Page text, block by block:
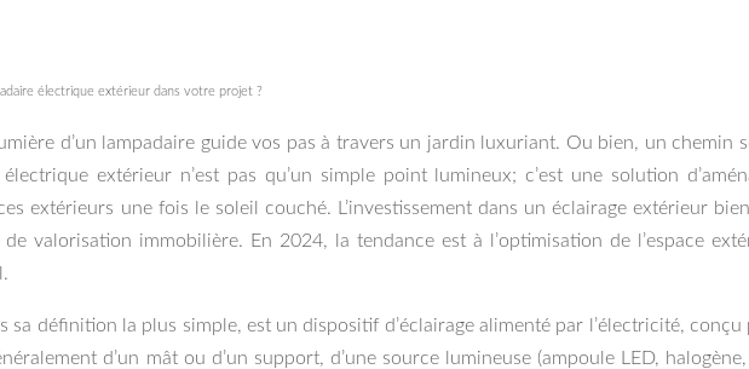
électrique extérieur dans votre projet ?
d’un lampadaire guide vos pas à travers un jardin luxuriant. Ou bien, un chemin
extérieur n’est pas qu’un simple point lumineux; c’est une solution
extérieurs une fois le soleil couché. L’investissement dans un éclairage extérieur
valorisation immobilière. En 2024, la tendance est à l’optimisation de l’espace
définition la plus simple, est un dispositif d’éclairage alimenté par l’électricité,
d’un mât ou d’un support, d’une source lumineuse (ampoule LED,